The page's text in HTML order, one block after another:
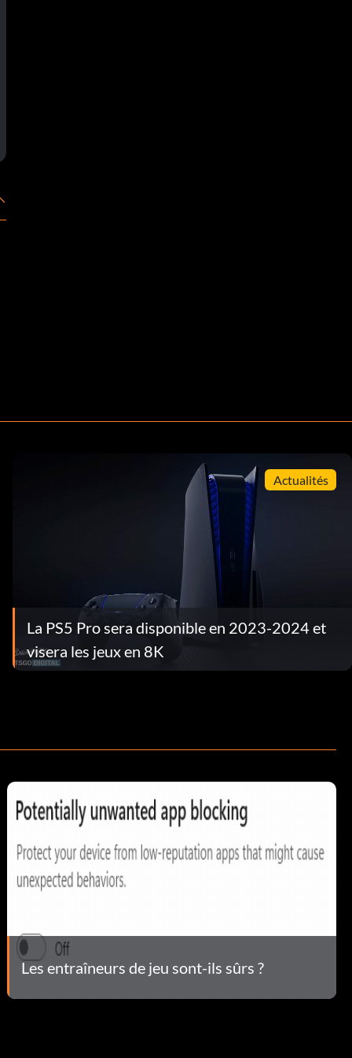
Actualités
La PS5 Pro sera disponible en 2023-2024 et
visera les jeux en 8K
Les entraîneurs de jeu sont-ils sûrs ?